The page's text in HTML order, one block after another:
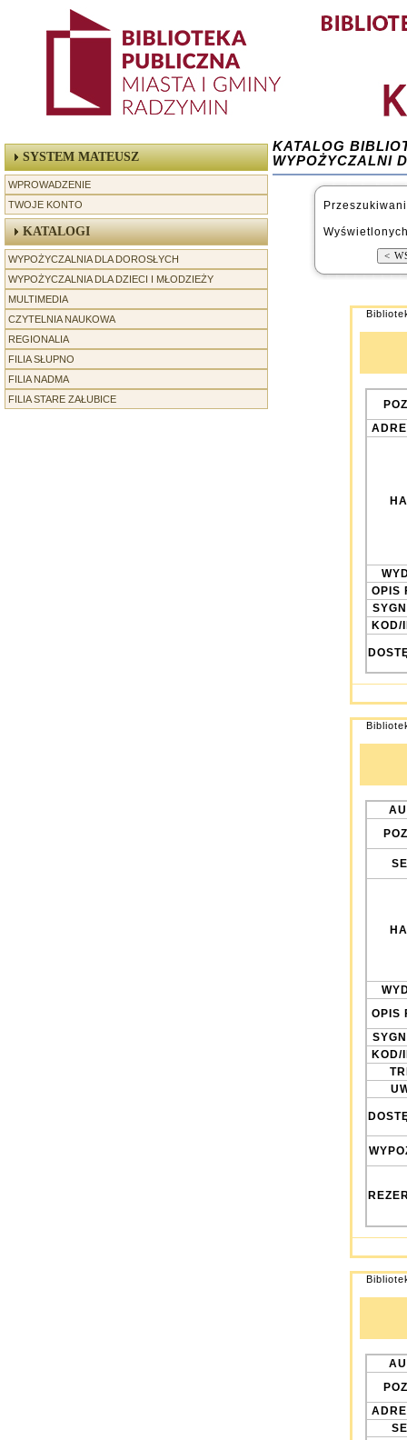
SYSTEM MATEUSZ
WPROWADZENIE
TWOJE KONTO
KATALOGI
WYPOŻYCZALNIA DLA DOROSŁYCH
WYPOŻYCZALNIA DLA DZIECI I MŁODZIEŻY
MULTIMEDIA
CZYTELNIA NAUKOWA
REGIONALIA
-----------------
FILIA SŁUPNO
FILIA NADMA
FILIA STARE ZAŁUBICE
KATALOG
WYPOŻYCZALNI
OPIS
KOD/
OPIS
KOD/